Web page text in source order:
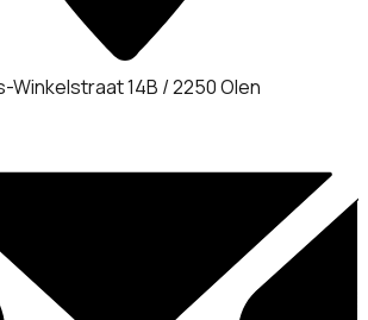
Winkelstraat 14B / 2250 Olen